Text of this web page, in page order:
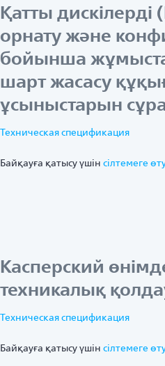
Қатты дискілерді
орнату және
бойынша
шарт жасасу
ұсыныстарын
Техническая спецификация
Байқауға қатысу үшін ciлтемеге
Касперский
техникалық
Техническая спецификация
Байқауға қатысу үшін ciлтемеге